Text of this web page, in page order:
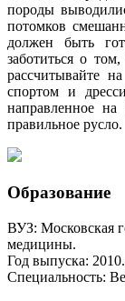
породы
потомков
должен быть
заботиться о
рассчитывайте
спортом и
направленное
правильное русло.
Образование
ВУЗ: Московская
медицины.
Год выпуска: 2010.
Специальность: